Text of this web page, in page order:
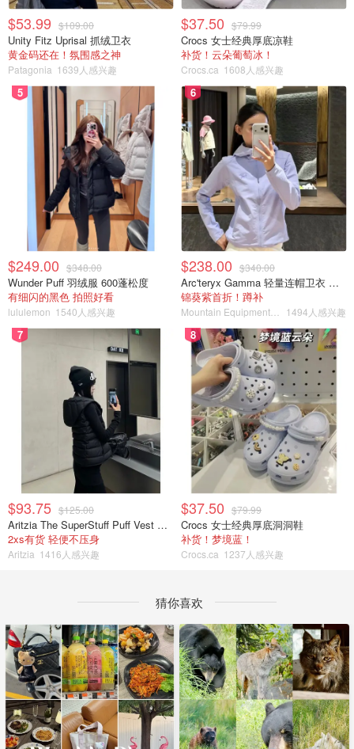
$53.99 $109.00
Unity Fitz Uprisal 抓绒卫衣
黄金码还在！氛围感之神
Patagonia 1639人感兴趣
$37.50 $79.99
Crocs 女士经典厚底凉鞋
补货！云朵葡萄冰！
Crocs.ca 1608人感兴趣
5
$249.00 $348.00
Wunder Puff 羽绒服 600蓬松度
有细闪的黑色 拍照好看
lululemon 1540人感兴趣
6
$238.00 $340.00
Arc'teryx Gamma 轻量连帽卫衣 女款
锦葵紫首折！蹲补
1494人感兴趣
7
$93.75 $125.00
Aritzia The SuperStuff Puff Vest 轻盈亮面马甲
2xs有货 轻便不压身
Aritzia 1416人感兴趣
8
$37.50 $79.99
Crocs 女士经典厚底洞洞鞋
补货！梦境蓝！
Crocs.ca 1237人感兴趣
猜你喜欢